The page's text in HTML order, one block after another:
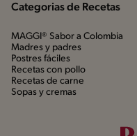
Categorias de Recetas
MAGGI® Sabor a Colombia
Madres y padres
Postres fáciles
Recetas con pollo
Recetas de carne
Sopas y cremas